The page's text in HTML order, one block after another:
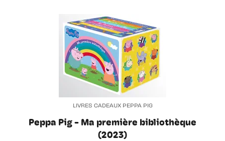
LIVRES CADEAUX PEPPA PIG
Peppa Pig - Ma première bibliothèque
(2023)